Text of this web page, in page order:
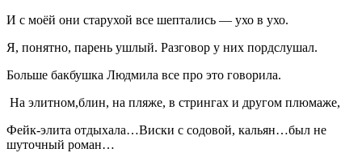
И с моёй они старухой все шептались — ухо в ухо.
Я, понятно, парень ушлый. Разговор у них пордслушал.
Больше бакбушка Людмила все про это говорила.
На элитном,блин, на пляже, в стрингах и другом плюмаже,
Фейк-элита отдыхала…Виски с содовой, кальян…был не
шуточный роман…